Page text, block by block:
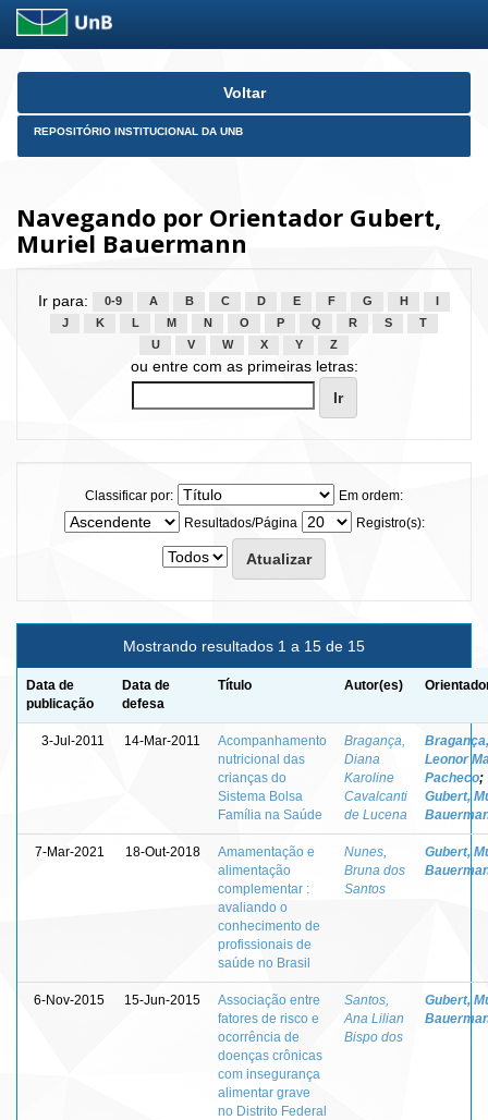
Skip
Voltar
REPOSITÓRIO INSTITUCIONAL DA UNB
Navegando por Orientador Gubert,
Muriel Bauermann
Ir para: 0-9 A B C D E F G H
J
K L M N O P Q R S
T
U
V W X Y Z
ou entre com as primeiras letras:
Classificar por:
Em ordem:
Resultados/Página
Registro(s):
Mostrando resultados 1 a 15 de 15
Data de
publicação
Data de
defesa
Título Autor(es)
3-Jul-2011 14-Mar-2011
Acompanhamento
nutricional das
crianças do
Sistema Bolsa
Família na Saúde
Bragança,
Diana
Karoline
Cavalcanti
de Lucena
Bragança,
Leonor
Pacheco;
Gubert,
7-Mar-2021 18-Out-2018
Amamentação e
alimentação
complementar :
avaliando o
conhecimento de
profissionais de
saúde no Brasil
Nunes,
Bruna dos
Santos
Gubert,
6-Nov-2015 15-Jun-2015
Associação entre
fatores de risco e
ocorrência de
doenças crônicas
com insegurança
alimentar grave
no Distrito Federal
Santos,
Ana Lilian
Bispo dos
Gubert,